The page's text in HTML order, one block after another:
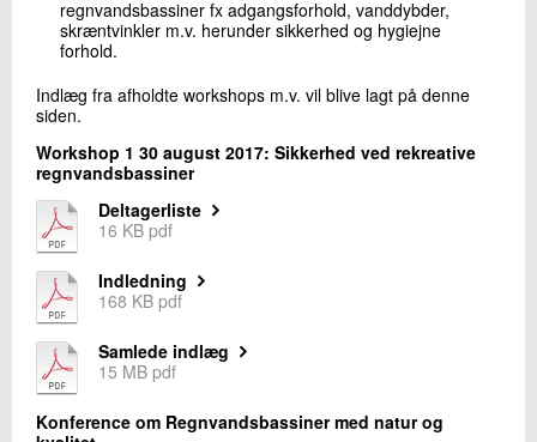
regnvandsbassiner fx adgangsforhold, vanddybder,
skræntvinkler m.v. herunder sikkerhed og hygiejne
forhold.
Indlæg fra afholdte workshops m.v. vil blive lagt på denne
siden.
Workshop 1 30 august 2017: Sikkerhed ved rekreative
regnvandsbassiner
Deltagerliste
16 KB pdf
Indledning
168 KB pdf
Samlede indlæg
15 MB pdf
Konference om Regnvandsbassiner med natur og